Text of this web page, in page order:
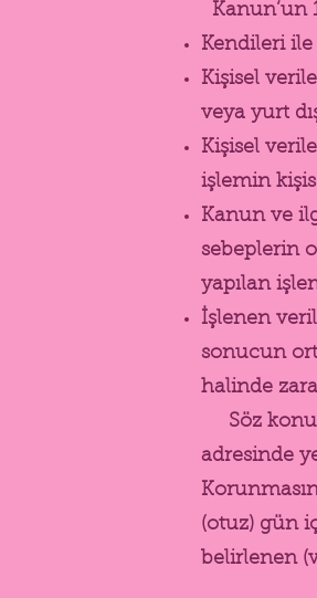
Kanun’un
Kendileri
Kişisel
veya yurt
Kişisel
işlemin
Kanun ve
sebeplerin
yapılan
İşlenen
sonucun
halinde
Söz
adresinde
(otuz) gün
belirlenen